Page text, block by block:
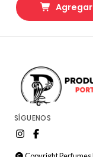
Agregar
SÍGUENOS